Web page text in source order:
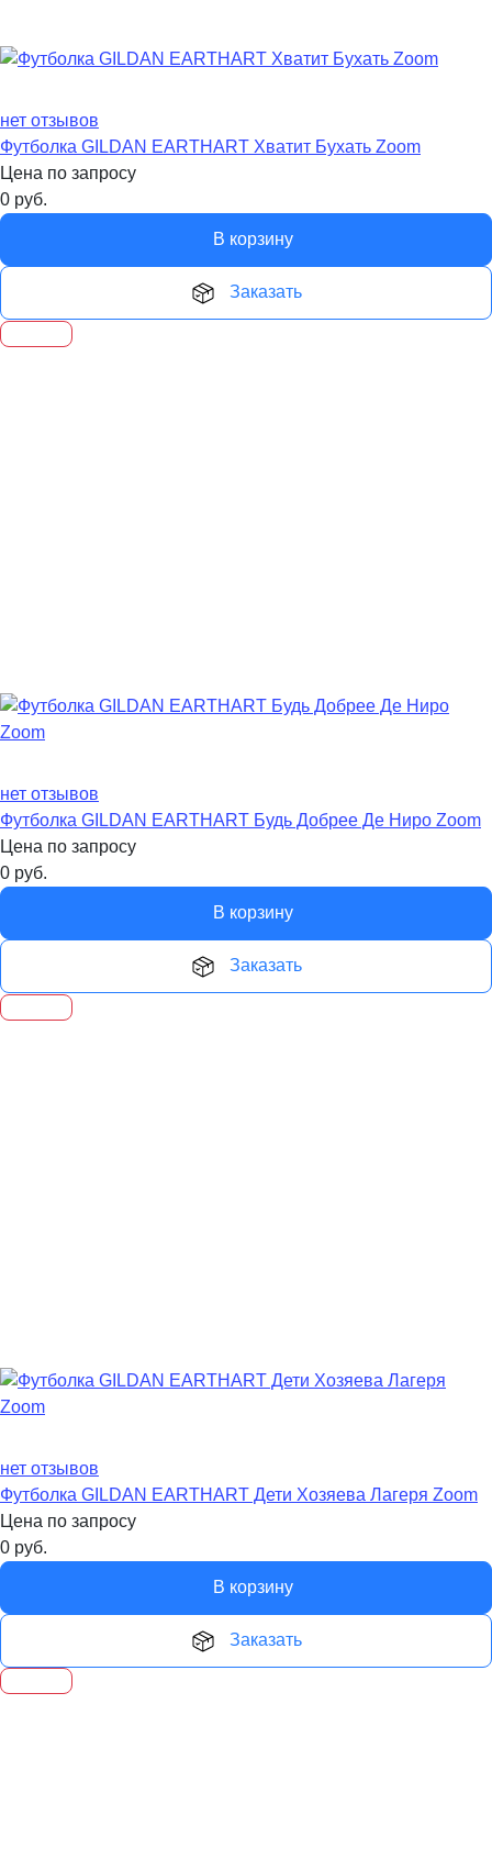
нет отзывов
Футболка GILDAN EARTHART Хватит Бухать Zoom
Цена по запросу
0 руб.
В корзину
Заказать
нет отзывов
Футболка GILDAN EARTHART Будь Добрее Де Ниро Zoom
Цена по запросу
0 руб.
В корзину
Заказать
нет отзывов
Футболка GILDAN EARTHART Дети Хозяева Лагеря Zoom
Цена по запросу
0 руб.
В корзину
Заказать